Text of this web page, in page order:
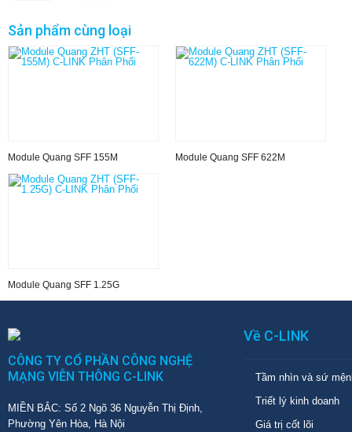
Sản phẩm cùng loại
Module Quang SFF 155M Module Quang SFF 622M
Module Quang SFF 1.25G
CÔNG TY CỔ PHẦN CÔNG NGHỆ
MẠNG VIỄN THÔNG C-LINK
MIỀN BẮC: Số 2 Ngõ 36 Nguyễn Thị Định,
Phường Yên Hòa, Hà Nội
Về C-LINK
Tầm nhìn và sứ
Triết lý kinh doanh
Giá trị cốt lõi